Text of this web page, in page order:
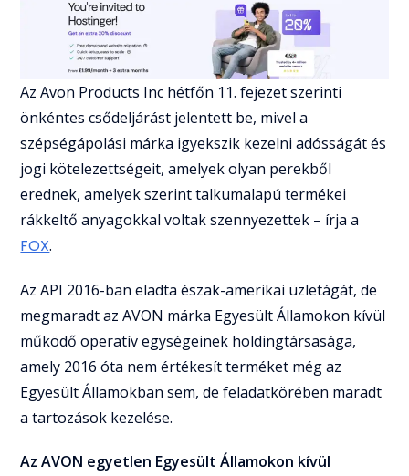
Az Avon Products Inc hétfőn 11. fejezet szerinti
önkéntes csődeljárást jelentett be, mivel a
szépségápolási márka igyekszik kezelni adósságát és
jogi kötelezettségeit, amelyek olyan perekből
erednek, amelyek szerint talkumalapú termékei
rákkeltő anyagokkal voltak szennyezettek – írja a
FOX.
Az API 2016-ban eladta észak-amerikai üzletágát, de
megmaradt az AVON márka Egyesült Államokon kívül
működő operatív egységeinek holdingtársasága,
amely 2016 óta nem értékesít terméket még az
Egyesült Államokban sem, de feladatkörében maradt
a tartozások kezelése.
Az AVON egyetlen Egyesült Államokon kívül